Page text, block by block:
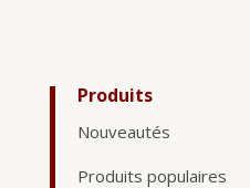
Produits
Nouveautés
Produits populaires